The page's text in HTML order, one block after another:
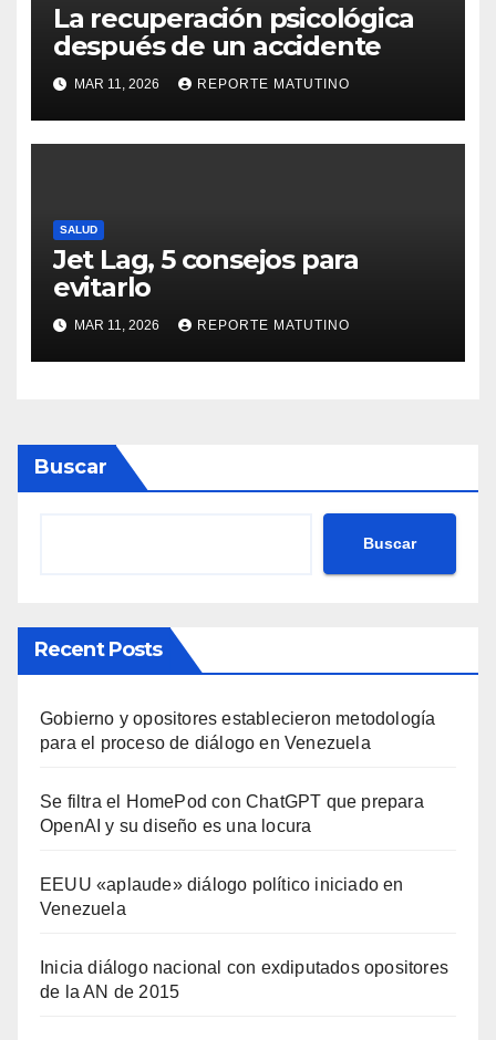
La recuperación psicológica
después de un accidente
MAR 11, 2026 REPORTE MATUTINO
SALUD
Jet Lag, 5 consejos para
evitarlo
MAR 11, 2026 REPORTE MATUTINO
Buscar
Buscar
Recent Posts
Gobierno y opositores establecieron metodología
para el proceso de diálogo en Venezuela
Se filtra el HomePod con ChatGPT que prepara
OpenAI y su diseño es una locura
EEUU «aplaude» diálogo político iniciado en
Venezuela
Inicia diálogo nacional con exdiputados opositores
de la AN de 2015